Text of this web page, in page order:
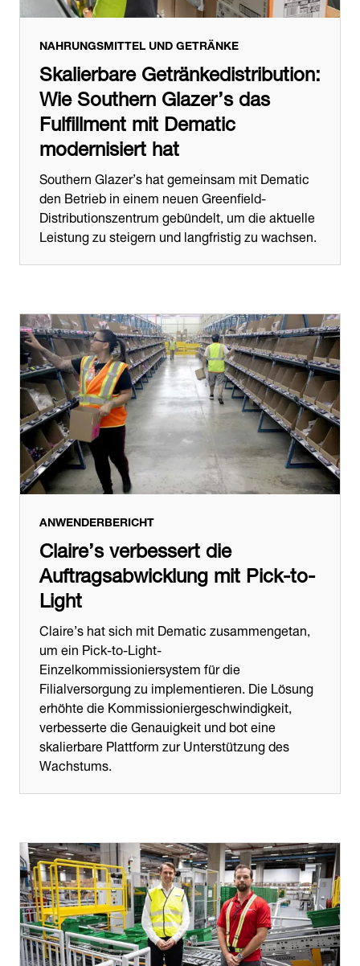
NAHRUNGSMITTEL UND GETRÄNKE
Skalierbare Getränkedistribution:
Wie Southern Glazer’s das
Fulfillment mit Dematic
modernisiert hat
Southern Glazer’s hat gemeinsam mit Dematic
den Betrieb in einem neuen Greenfield-
Distributionszentrum gebündelt, um die aktuelle
Leistung zu steigern und langfristig zu wachsen.
ANWENDERBERICHT
Claire’s verbessert die
Auftragsabwicklung mit Pick-to-
Light
Claire’s hat sich mit Dematic zusammengetan,
um ein Pick-to-Light-
Einzelkommissioniersystem für die
Filialversorgung zu implementieren. Die Lösung
erhöhte die Kommissioniergeschwindigkeit,
verbesserte die Genauigkeit und bot eine
skalierbare Plattform zur Unterstützung des
Wachstums.